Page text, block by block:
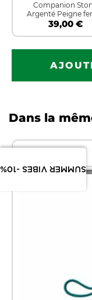
SUMMER VIBES -10%
Companion
Argenté Peigne
39,00 €
Dans la